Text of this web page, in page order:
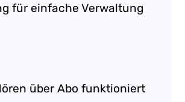
für einfache Verwaltung
über Abo funktioniert